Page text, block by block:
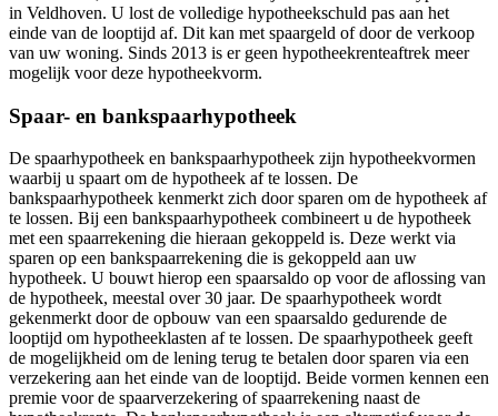
in Veldhoven. U lost de volledige hypotheekschuld pas aan het
einde van de looptijd af. Dit kan met spaargeld of door de verkoop
van uw woning. Sinds 2013 is er geen hypotheekrenteaftrek meer
mogelijk voor deze hypotheekvorm.
Spaar- en bankspaarhypotheek
De spaarhypotheek en bankspaarhypotheek zijn hypotheekvormen
waarbij u spaart om de hypotheek af te lossen. De
bankspaarhypotheek kenmerkt zich door sparen om de hypotheek af
te lossen. Bij een bankspaarhypotheek combineert u de hypotheek
met een spaarrekening die hieraan gekoppeld is. Deze werkt via
sparen op een bankspaarrekening die is gekoppeld aan uw
hypotheek. U bouwt hierop een spaarsaldo op voor de aflossing van
de hypotheek, meestal over 30 jaar. De spaarhypotheek wordt
gekenmerkt door de opbouw van een spaarsaldo gedurende de
looptijd om hypotheeklasten af te lossen. De spaarhypotheek geeft
de mogelijkheid om de lening terug te betalen door sparen via een
verzekering aan het einde van de looptijd. Beide vormen kennen een
premie voor de spaarverzekering of spaarrekening naast de